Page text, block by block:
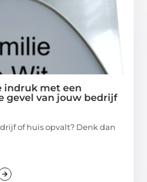
indruk met een
gevel van jouw bedrijf
of huis opvalt? Denk dan